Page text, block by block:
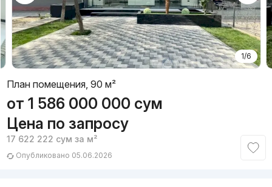
1/6
План помещения, 90 м²
от 1 586 000 000 сум
Цена по запросу
17 622 222 сум за м²
Опубликовано 05.06.2026